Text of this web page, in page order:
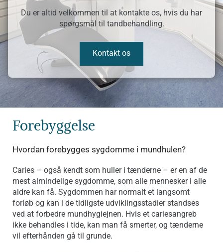
Du er altid velkommen til at kontakte os, hvis du har
spørgsmål til tandbehandling.
Kontakt os
Forebyggelse
Hvordan forebygges sygdomme i mundhulen?
Caries – også kendt som huller i tænderne – er en af de
mest almindelige sygdomme, som alle mennesker i alle
aldre kan få. Sygdommen har normalt et langsomt
forløb og kan i de tidligste udviklingsstadier standses
ved at forbedre mundhygiejnen. Hvis et cariesangreb
ikke behandles i tide, kan man få smerter, og tænderne
vil efterhånden gå til grunde.